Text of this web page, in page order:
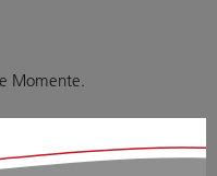
Momente.